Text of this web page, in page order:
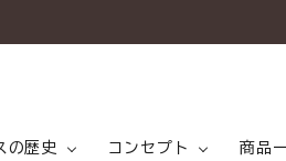
の歴史 コンセプト 商品